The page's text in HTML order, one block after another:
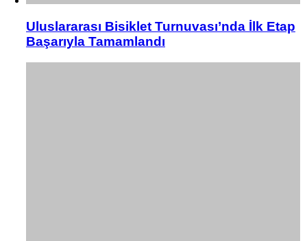
Uluslararası Bisiklet Turnuvası’nda İlk Etap
Başarıyla Tamamlandı